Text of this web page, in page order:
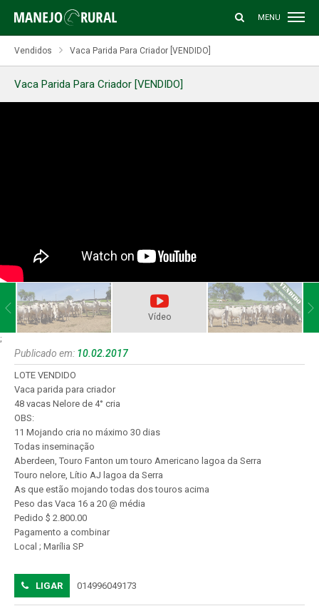
MENU
Vendidos Vaca Parida Para Criador [VENDIDO]
Vaca Parida Para Criador [VENDIDO]
Vídeo
;
Publicado em: 10.02.2017
LOTE VENDIDO
Vaca parida para criador
48 vacas Nelore de 4° cria
OBS:
11 Mojando cria no máximo 30 dias
Todas inseminação
Aberdeen, Touro Fanton um touro Americano lagoa da Serra
Touro nelore, Lítio AJ lagoa da Serra
As que estão mojando todas dos touros acima
Peso das Vaca 16 a 20 @ média
Pedido $ 2.800.00
Pagamento a combinar
Local ; Marília SP
(14)99604.9173
014996049173